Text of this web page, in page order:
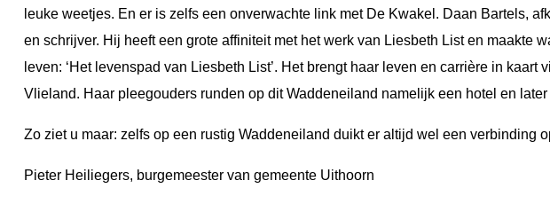
leuke weetjes. En er is zelfs een onverwachte link met De Kwakel. Daan Bartels,
en schrijver. Hij heeft een grote affiniteit met het werk van Liesbeth List en maakte
leven: ‘Het levenspad van Liesbeth List’. Het brengt haar leven en carrière in
Vlieland. Haar pleegouders runden op dit Waddeneiland namelijk een hotel en
Zo ziet u maar: zelfs op een rustig Waddeneiland duikt er altijd wel een verbinding
Pieter Heiliegers, burgemeester van gemeente Uithoorn